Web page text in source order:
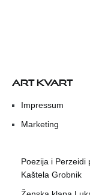
ART KVART
Impressum
Marketing
Poezija i Perzeidi
Kaštela Grobnik